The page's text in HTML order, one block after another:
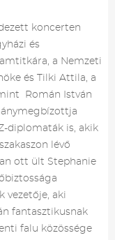
koncerten
és
a Nemzeti
és Tilki Attila, a
Román István
diplomaták is, akik
lévő
ott ült Stephanie
vezetője, aki
fantasztikusnak
falu közössége